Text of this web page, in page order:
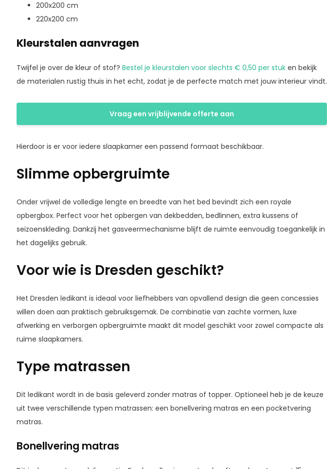
200x200 cm
220x200 cm
Kleurstalen aanvragen
Twijfel je over de kleur of stof? Bestel je kleurstalen voor slechts € 0,50 per stuken bekijk
de materialen rustig thuis in het echt, zodat je de perfecte match met jouw interieur vindt.
Vraag een vrijblijvende offerte aan
Hierdoor is er voor iedere slaapkamer een passend formaat beschikbaar.
Slimme opbergruimte
Onder vrijwel de volledige lengte en breedte van het bed bevindt zich een royale
opbergbox. Perfect voor het opbergen van dekbedden, bedlinnen, extra kussens of
seizoenskleding. Dankzij het gasveermechanisme blijft de ruimte eenvoudig toegankelijk in
het dagelijks gebruik.
Voor wie is Dresden geschikt?
Het Dresden ledikant is ideaal voor liefhebbers van opvallend design die geen concessies
willen doen aan praktisch gebruiksgemak. De combinatie van zachte vormen, luxe
afwerking en verborgen opbergruimte maakt dit model geschikt voor zowel compacte als
ruime slaapkamers.
Type matrassen
Dit ledikant wordt in de basis geleverd zonder matras of topper. Optioneel heb je de keuze
uit twee verschillende typen matrassen: een bonellvering matras en een pocketvering
matras.
Bonellvering matras